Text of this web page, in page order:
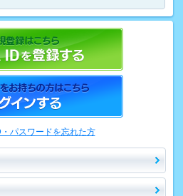
・パスワードを忘れた方